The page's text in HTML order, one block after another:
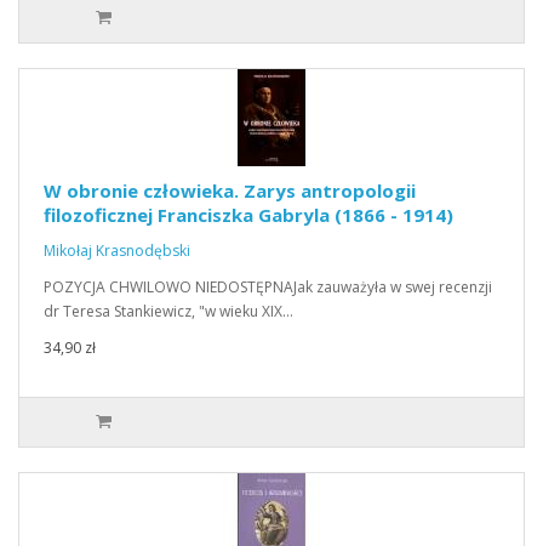
W obronie człowieka. Zarys antropologii
filozoficznej Franciszka Gabryla (1866 - 1914)
Mikołaj Krasnodębski
POZYCJA CHWILOWO NIEDOSTĘPNAJak zauważyła w swej recenzji
dr Teresa Stankiewicz, "w wieku XIX…
34,90 zł